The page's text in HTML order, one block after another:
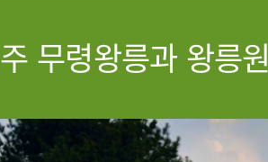
무령왕릉과 왕릉원